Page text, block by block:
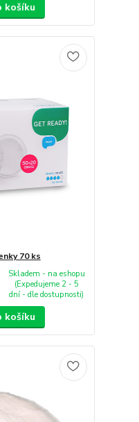
košíku
70 ks
Skladem - na eshopu
(Expedujeme 2 - 5
dní - dle dostupnosti)
košíku